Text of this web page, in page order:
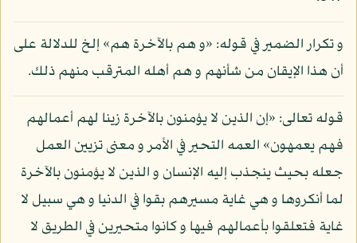
و تكرار الضمير في قوله: «و هم بالآخرة هم» إلخ للدلالة على
أن هذا الإيقان من شأنهم و هم أهله المترقب منهم ذلك.
قوله تعالى: «إن الذين لا يؤمنون بالآخرة زينا لهم أعمالهم
فهم يعمهون» العمه التحير في الأمر و معنى تزيين العمل
جعله بحيث ينجذب إليه الإنسان و الذين لا يؤمنون بالآخرة
لما أنكروها و هي غاية مسيرهم بقوا في الدنيا و هي سبيل لا
غاية فتعلقوا بأعمالهم فيها و كانوا متحيرين في الطريق لا